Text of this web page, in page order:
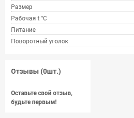
Размер
Рабочая t °С
Питание
Поворотный уголок
Отзывы (0шт.)
Оставьте свой отзыв,
будьте первым!